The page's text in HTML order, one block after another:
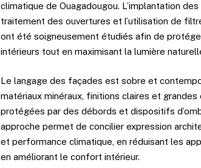
climatique de Ouagadougou. L’implantation
traitement des ouvertures et l’utilisation de
ont été soigneusement étudiés afin de
intérieurs tout en maximisant la lumière
Le langage des façades est sobre et
matériaux minéraux, finitions claires et grandes
protégées par des débords et dispositifs
approche permet de concilier expression
et performance climatique, en réduisant les
en améliorant le confort intérieur.